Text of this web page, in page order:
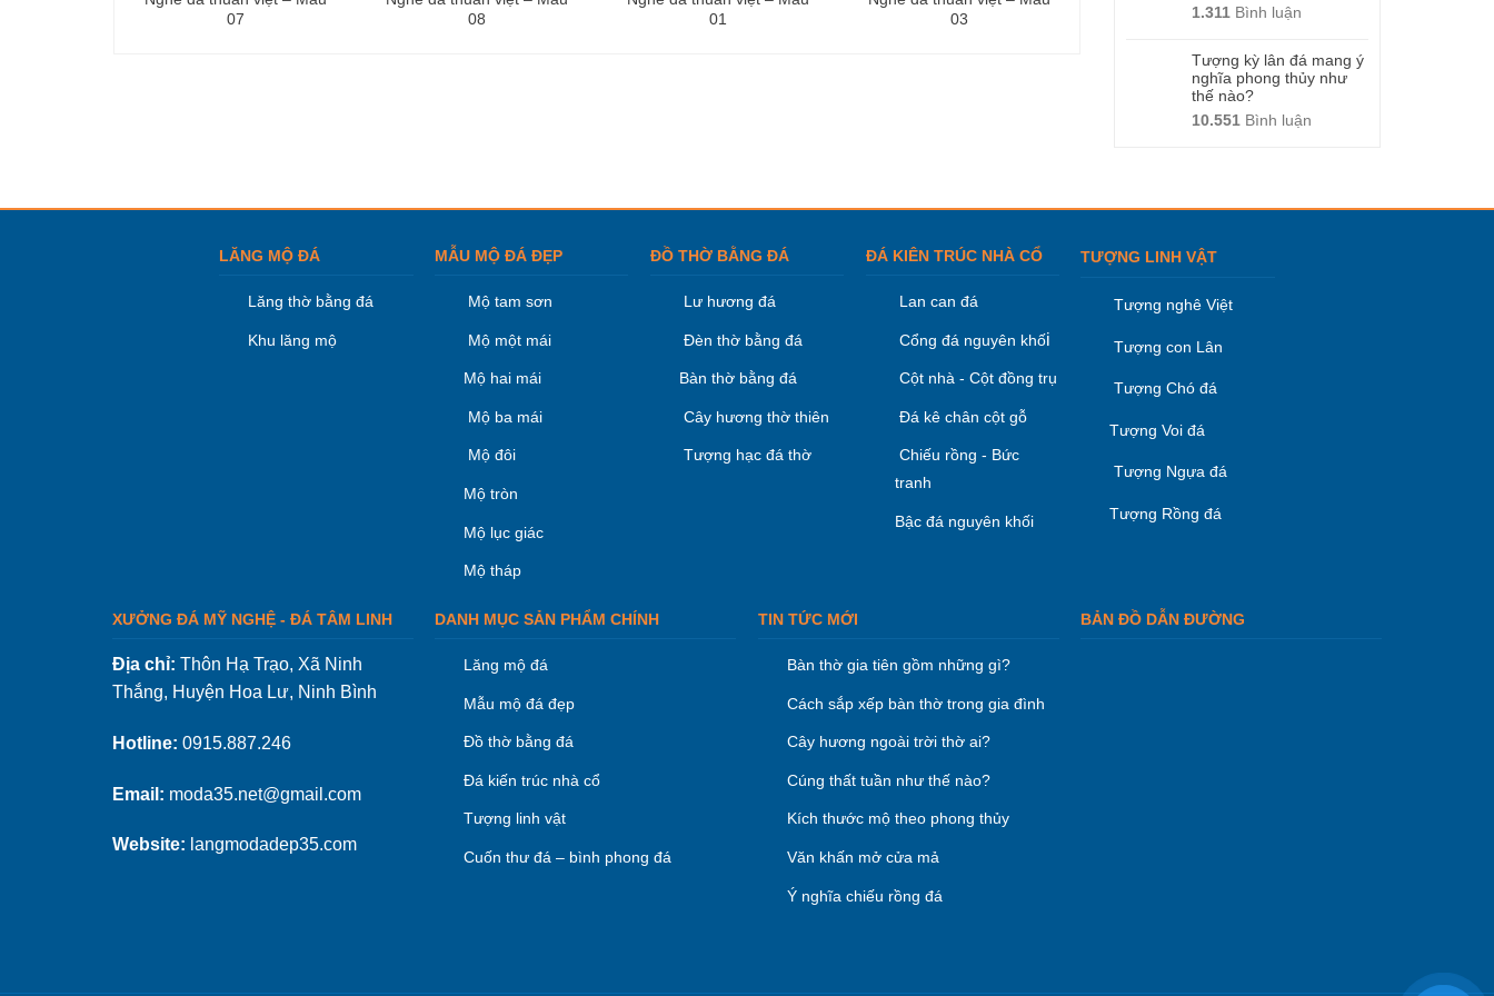
1.311 Bình luận
Tượng kỳ lân đá mang ý
nghĩa phong thủy như
thế nào?
10.551 Bình luận
07
08
01
03
10
LĂNG MỘ ĐÁ
Lăng thờ bằng đá
Khu lăng mộ
MẪU MỘ ĐÁ ĐẸP
Mộ tam sơn
Mộ một mái
Mộ hai mái
Mộ ba mái
Mộ đôi
Mộ tròn
Mộ lục giác
Mộ tháp
ĐỒ THỜ BẰNG ĐÁ
Lư hương đá
Đèn thờ bằng đá
Bàn thờ bằng đá
Cây hương thờ thiên
Tượng hạc đá thờ
ĐÁ KIÊN TRÚC NHÀ CỔ
Lan can đá
Cổng đá nguyên khối
Cột nhà - Cột đồng trụ
Đá kê chân cột gỗ
Chiếu rồng - Bức
tranh
Bậc đá nguyên khối
TƯỢNG LINH VẬT
Tượng nghê Việt
Tượng con Lân
Tượng Chó đá
Tượng Voi đá
Tượng Ngựa đá
Tượng Rồng đá
XƯỞNG ĐÁ MỸ NGHỆ - ĐÁ TÂM LINH
Địa chỉ: Thôn Hạ Trạo, Xã Ninh
Thắng, Huyện Hoa Lư, Ninh Bình
Hotline: 0915.887.246
Email: moda35.net@gmail.com
Website: langmodadep35.com
DANH MỤC SẢN PHẨM CHÍNH
Lăng mộ đá
Mẫu mộ đá đẹp
Đồ thờ bằng đá
Đá kiến trúc nhà cổ
Tượng linh vật
Cuốn thư đá – bình phong đá
TIN TỨC MỚI
Bàn thờ gia tiên gồm những gì?
Cách sắp xếp bàn thờ trong gia đình
Cây hương ngoài trời thờ ai?
Cúng thất tuần như thế nào?
Kích thước mộ theo phong thủy
Văn khấn mở cửa mả
Ý nghĩa chiếu rồng đá
BẢN ĐỒ DẪN ĐƯỜNG